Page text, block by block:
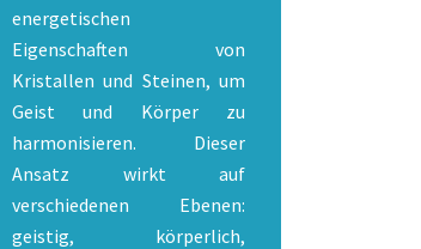
energetischen
Eigenschaften von
Kristallen und Steinen, um
Geist und Körper zu
harmonisieren. Dieser
Ansatz wirkt auf
verschiedenen Ebenen:
geistig, körperlich,